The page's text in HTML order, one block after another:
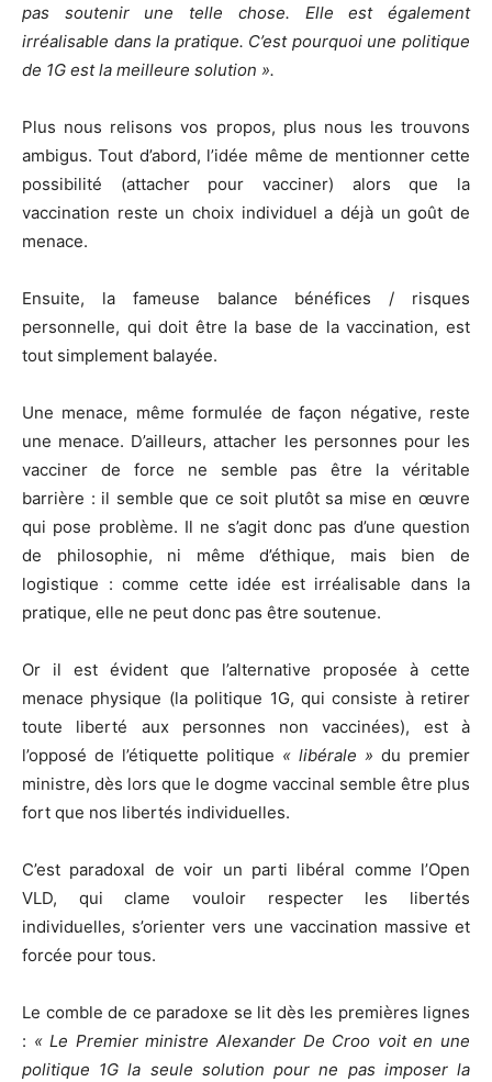
pas soutenir une telle chose. Elle est également
irréalisable dans la pratique. C’est pourquoi une politique
de 1G est la meilleure solution ».
Plus nous relisons vos propos, plus nous les trouvons
ambigus. Tout d’abord, l’idée même de mentionner cette
possibilité (attacher pour vacciner) alors que la
vaccination reste un choix individuel a déjà un goût de
menace.
Ensuite, la fameuse balance bénéfices / risques
personnelle, qui doit être la base de la vaccination, est
tout simplement balayée.
Une menace, même formulée de façon négative, reste
une menace. D’ailleurs, attacher les personnes pour les
vacciner de force ne semble pas être la véritable
barrière : il semble que ce soit plutôt sa mise en œuvre
qui pose problème. Il ne s’agit donc pas d’une question
de philosophie, ni même d’éthique, mais bien de
logistique : comme cette idée est irréalisable dans la
pratique, elle ne peut donc pas être soutenue.
Or il est évident que l’alternative proposée à cette
menace physique (la politique 1G, qui consiste à retirer
toute liberté aux personnes non vaccinées), est à
l’opposé de l’étiquette politique « libérale » du premier
ministre, dès lors que le dogme vaccinal semble être plus
fort que nos libertés individuelles.
C’est paradoxal de voir un parti libéral comme l’Open
VLD, qui clame vouloir respecter les libertés
individuelles, s’orienter vers une vaccination massive et
forcée pour tous.
Le comble de ce paradoxe se lit dès les premières lignes
: « Le Premier ministre Alexander De Croo voit en une
politique 1G la seule solution pour ne pas imposer la